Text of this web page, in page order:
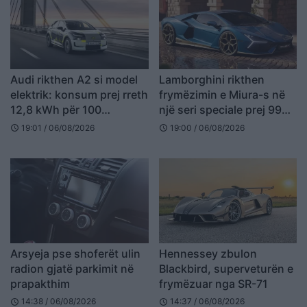
Audi rikthen A2 si model
elektrik: konsum prej rreth
12,8 kWh për 100
kilometra
schedule 19:01 / 06/08/2026
Lamborghini rikthen
frymëzimin e Miura-s në
një seri speciale prej 99
makinash
schedule 19:00 / 06/08/2026
Arsyeja pse shoferët ulin
radion gjatë parkimit në
prapakthim
schedule 14:38 / 06/08/2026
Hennessey zbulon
Blackbird, superveturën e
frymëzuar nga SR-71
schedule 14:37 / 06/08/2026